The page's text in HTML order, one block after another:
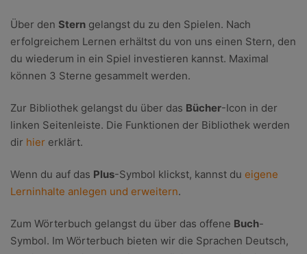
Über den Stern gelangst du zu den Spielen. Nach
erfolgreichem Lernen erhältst du von uns einen Stern, den
du wiederum in ein Spiel investieren kannst. Maximal
können 3 Sterne gesammelt werden.
Zur Bibliothek gelangst du über das Bücher-Icon in der
linken Seitenleiste. Die Funktionen der Bibliothek werden
dir hier erklärt.
Wenn du auf das Plus-Symbol klickst, kannst du eigene
Lerninhalte anlegen und erweitern.
Zum Wörterbuch gelangst du über das offene Buch-
Symbol. Im Wörterbuch bieten wir die Sprachen Deutsch,